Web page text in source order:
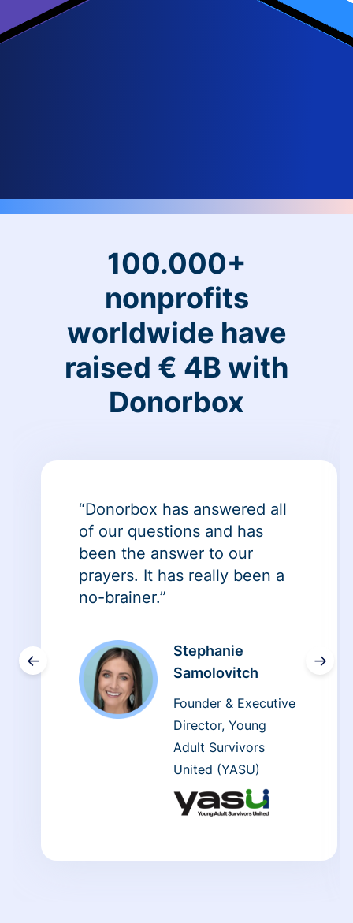
100.000+
nonprofits
worldwide have
raised € 4B with
Donorbox
←
“Donorbox has answered all
of our questions and has
been the answer to our
prayers. It has really been a
no-brainer.”
Stephanie
Samolovitch
Founder & Executive
Director, Young
Adult Survivors
United (YASU)
→